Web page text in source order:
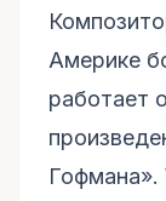
Америке
работает